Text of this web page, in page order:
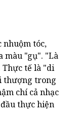
nhuộm tóc,
màu "gụ". "Là
Thực tế là "di
thượng trong
chí cả nhạc
thực hiện